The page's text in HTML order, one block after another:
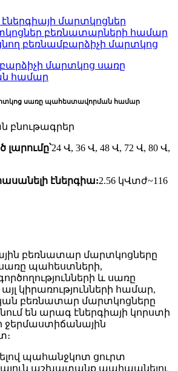
մարտկոցներ
բեռնատարների համար
բեռնամբարձիչի մարտկոց
սառը պահեստավորման համար
բնութագրեր
24 Վ, 36 Վ, 48 Վ, 72 Վ, 80 Վ,
էներգիա:2.56 կՎտժ~116
բեռնատար մարտկոցները
պահեստների,
և սառը
կիրառությունների համար,
բեռնատար մարտկոցները
են արագ էներգիայի կորստի
ջերմաստիճանային
պահանջկոտ ցուրտ
աշխատանք պահպանելու